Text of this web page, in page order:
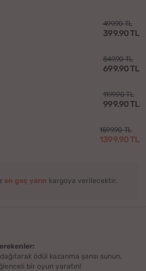
499.90 TL
399.90 TL
849.90 TL
699.90 TL
1199.90 TL
999.90 TL
1599.90 TL
1399.90 TL
en geç yarın kargoya verilecektir.
ödül kazanma şansı sunun,
bir oyun yaratın!